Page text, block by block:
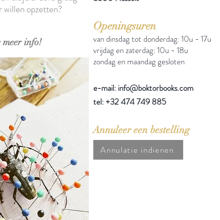
info!
willen opzetten?
Openingsuren
van dinsdag tot donderdag: 10u - 17u
vrijdag en zaterdag: 10u - 18u
zondag en maandag gesloten
e-mail: info@boktorbooks.com
tel: +32 474 749 885
Annuleer een bestelling
Annulatie indienen